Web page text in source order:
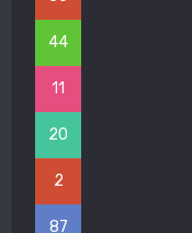
44
11
20
2
87